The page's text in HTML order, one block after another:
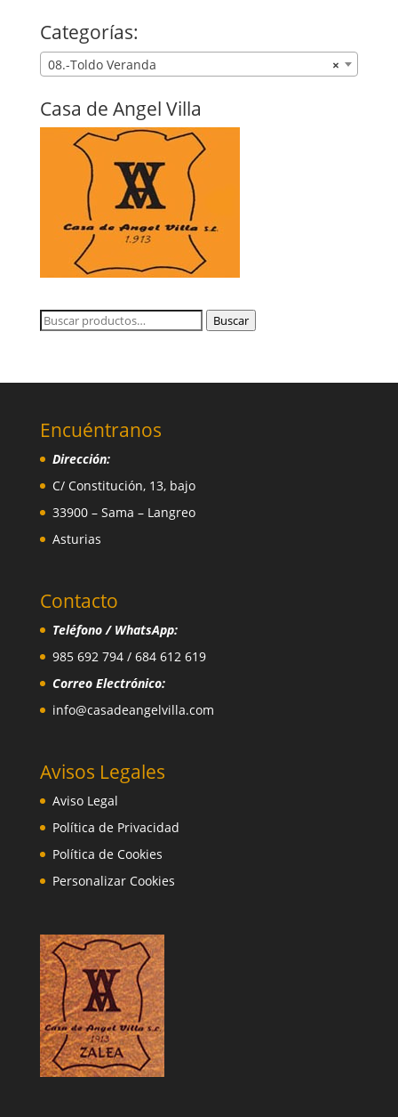
Categorías:
×
08.-Toldo Veranda
Casa de Angel Villa
Buscar
Buscar
Encuéntranos
Dirección:
C/ Constitución, 13, bajo
33900 – Sama – Langreo
Asturias
Contacto
Teléfono / WhatsApp:
985 692 794 / 684 612 619
Correo Electrónico:
info@casadeangelvilla.com
Avisos Legales
Aviso Legal
Política de Privacidad
Política de Cookies
Personalizar Cookies